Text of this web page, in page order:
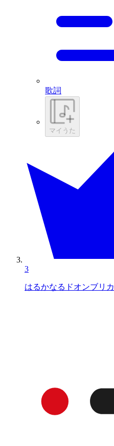
歌詞
マイうた
3
はるかなるドオンブリカ